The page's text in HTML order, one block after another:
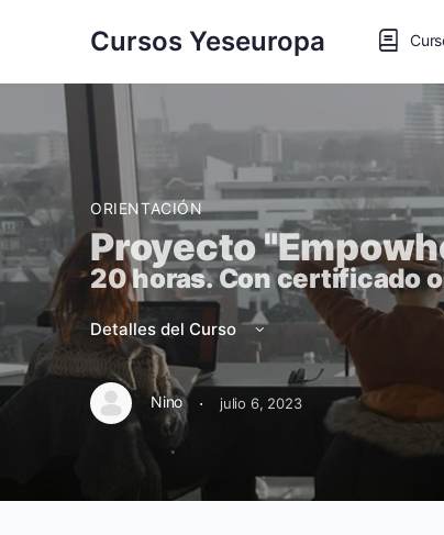
Cursos Yeseuropa
ORIENTACIÓN
Proyecto
20 horas. Con certificado
Detalles del Curso
Nino · julio 6, 2023